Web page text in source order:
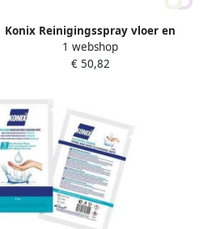
Konix Reinigingsspray vloer en
oppervlakte 5000ml 60% alcohol
1 webshop
€ 50,82